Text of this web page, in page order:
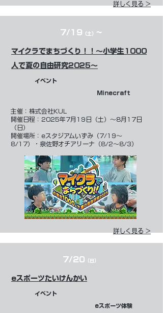
詳しく見る >
7/19 （土） ~
マイクラでまちづくり！！～小学生1000
人で夏の自由研究2025～
イベント
Minecraft
​主催：株式会社KUL
開催日程：​​​2025年7月19日（土）～8月17日
（日）
開催場所：eスタジアムいずみ（7/19～
8/17）・泉佐野オチアリーナ（8/2～8/3）
詳しく見る >
7/20 （日）
eスポーツたいけんかい
イベント
eスポーツ体験